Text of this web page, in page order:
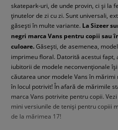
skatepark-uri, de unde provin, ci și la
ținutelor de zi cu zi. Sunt universali,
găsești în multe variante. La Sizeer
negri marca Vans pentru copii sau
culoare.Găsești, de asemenea,
imprimeu floral. Datorită acestui fapt,
iubitorii de modele neconvenționale
căutarea unor modele Vans în mărimi
în locul potrivit! În afară de mărimile
marca Vans potrivite pentru copii.
mini versiunile de teniși pentru copiii
de la mărimea 17!